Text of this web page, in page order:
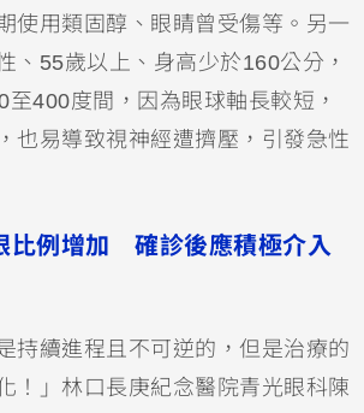
使用類固醇、眼睛曾受傷等。另一
、55歲以上、身高少於160公分，
至400度間，因為眼球軸長較短，
也易導致視神經遭擠壓，引發急性
比例增加 確診後應積極介入
持續進程且不可逆的，但是治療的
！」林口長庚紀念醫院青光眼科陳